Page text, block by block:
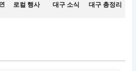
로컬 행사 대구 소식 대구 총정리